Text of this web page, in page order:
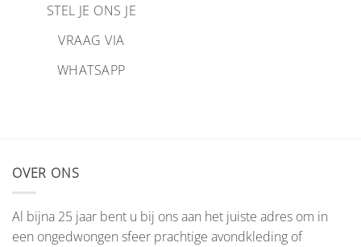
STEL JE ONS JE
VRAAG VIA
WHATSAPP
OVER ONS
Al bijna 25 jaar bent u bij ons aan het juiste adres om in
een ongedwongen sfeer prachtige avondkleding of